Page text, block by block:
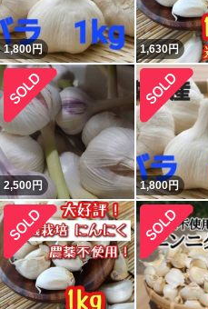
1,800円 1,630円
2,500円 1,800円